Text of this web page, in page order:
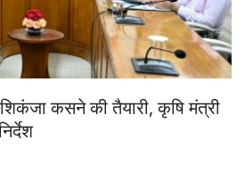
कसने की तैयारी, कृषि मंत्री